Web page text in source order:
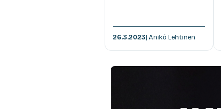
26.3.2023| Anikó Lehtinen